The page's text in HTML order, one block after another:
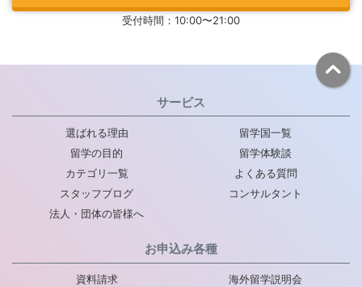
受付時間：10:00〜21:00
サービス
選ばれる理由
留学国一覧
留学の目的
留学体験談
カテゴリ一覧
よくある質問
スタッフブログ
コンサルタント
法人・団体の皆様へ
お申込み各種
資料請求
海外留学説明会